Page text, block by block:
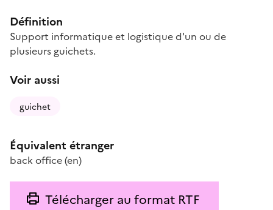
Définition
Support informatique et logistique d'un ou de
plusieurs guichets.
Voir aussi
guichet
Équivalent étranger
back office(en)
Télécharger au format RTF